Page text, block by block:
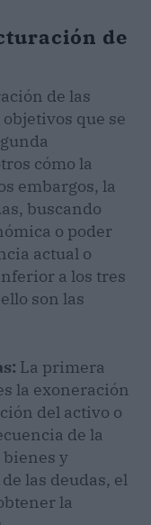
de
de las
que se
cómo la
embargos, la
buscando
o poder
actual o
a los tres
son las
La primera
la exoneración
del activo o
de la
y
las deudas, el
la